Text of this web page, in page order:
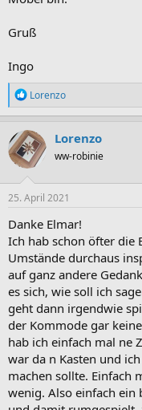
Gruß
Ingo
R
e
a
k
t
i
o
n
e
:
Lorenzo
Lorenzo
ww-robinie
25. April 2021
Danke Elmar!
Ich hab schon öfter die
Umstände durchaus
auf ganz andere
es sich, wie soll ich
geht dann irgendwie
der Kommode gar
hab ich einfach mal ne
war da n Kasten und
machen sollte. Einfach
wenig. Also einfach ein